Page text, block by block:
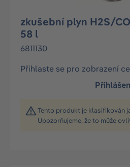
zkušební plyn H2S/
58 l
6811130
Přihlaste se pro zobrazení
Tento produkt je klasifikován
Upozorňujeme, že to může